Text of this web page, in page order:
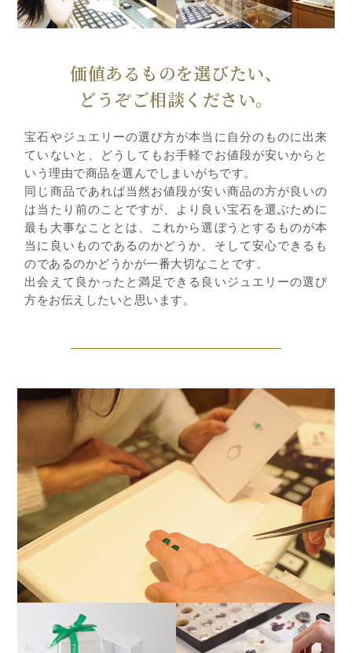
価値あるものを選びたい、
どうぞご相談ください。
宝石やジュエリーの選び方が本当に自分のものに出来
ていないと、どうしてもお手軽でお値段が安いからと
いう理由で商品を選んでしまいがちです。
同じ商品であれば当然お値段が安い商品の方が良いの
は当たり前のことですが、より良い宝石を選ぶために
最も大事なこととは、これから選ぼうとするものが本
当に良いものであるのかどうか、そして安心できるも
のであるのかどうかが一番大切なことです。
出会えて良かったと満足できる良いジュエリーの選び
方をお伝えしたいと思います。